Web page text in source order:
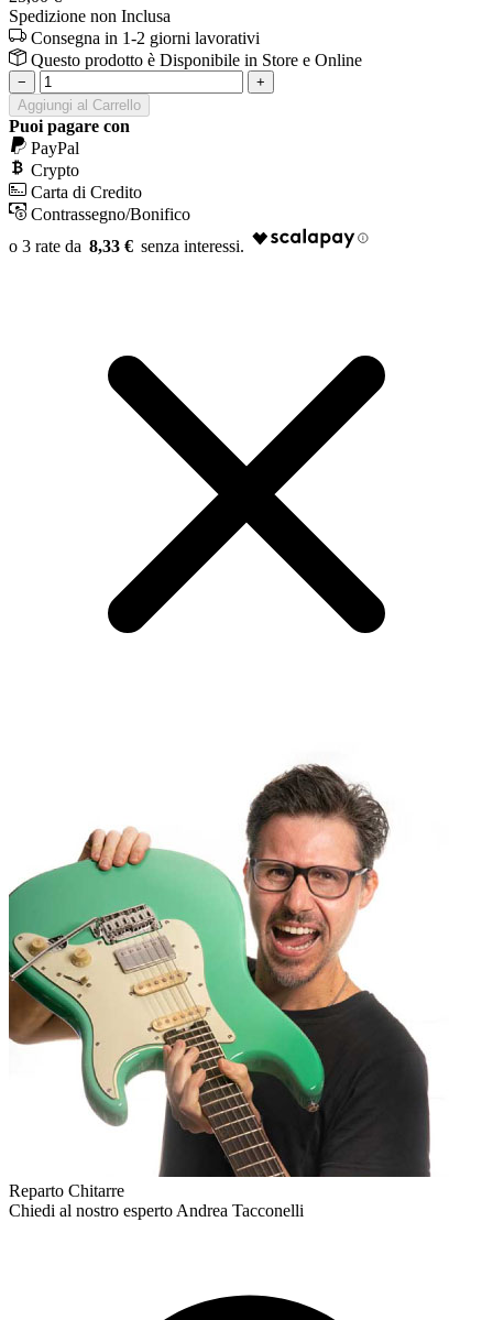
Spedizione non Inclusa
Consegna in 1-2 giorni lavorativi
Questo prodotto è Disponibile in Store e Online
−
+
Aggiungi al Carrello
Puoi pagare con
PayPal
Crypto
Carta di Credito
Contrassegno/Bonifico
8,33 €
Reparto Chitarre
Chiedi al nostro espertoAndrea Tacconelli